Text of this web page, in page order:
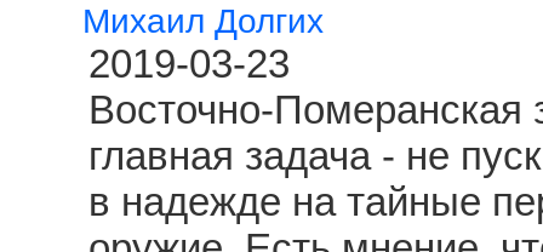
Михаил Долгих
2019-03-23
Восточно-Померанская
главная задача - не
в надежде на тайные